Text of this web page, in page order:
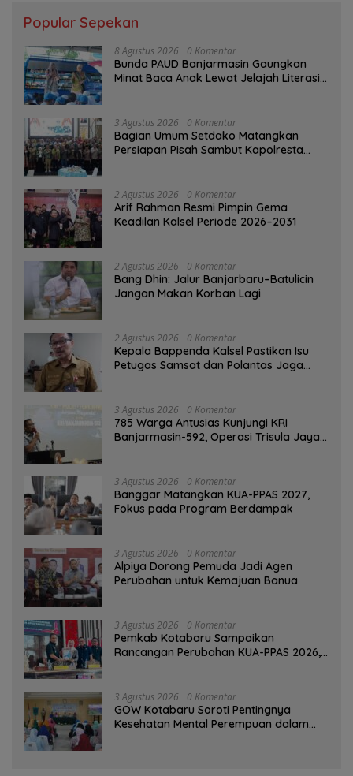
Popular Sepekan
8 Agustus 2026 0 Komentar
Bunda PAUD Banjarmasin Gaungkan
Minat Baca Anak Lewat Jelajah Literasi
3 Agustus 2026 0 Komentar
Bagian Umum Setdako Matangkan
Persiapan Pisah Sambut Kapolresta
2 Agustus 2026 0 Komentar
Arif Rahman Resmi Pimpin Gema
Keadilan Kalsel Periode 2026–2031
2 Agustus 2026 0 Komentar
Bang Dhin: Jalur Banjarbaru–Batulicin
Jangan Makan Korban Lagi
2 Agustus 2026 0 Komentar
Kepala Bappenda Kalsel Pastikan Isu
Petugas Samsat dan Polantas Jaga
3 Agustus 2026 0 Komentar
785 Warga Antusias Kunjungi KRI
Banjarmasin-592, Operasi Trisula Jaya
3 Agustus 2026 0 Komentar
‎Banggar Matangkan KUA-PPAS 2027,
Fokus pada Program Berdampak
3 Agustus 2026 0 Komentar
‎Alpiya Dorong Pemuda Jadi Agen
Perubahan untuk Kemajuan Banua ‎
3 Agustus 2026 0 Komentar
Pemkab Kotabaru Sampaikan
Rancangan Perubahan KUA-PPAS 2026,
3 Agustus 2026 0 Komentar
GOW Kotabaru Soroti Pentingnya
Kesehatan Mental Perempuan dalam